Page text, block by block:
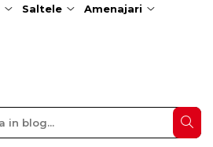
Saltele Amenajari